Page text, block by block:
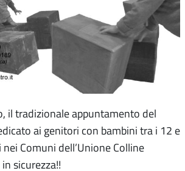
il tradizionale appuntamento del
ai genitori con bambini tra i 12 e
Comuni dell’Unione Colline
sicurezza!!